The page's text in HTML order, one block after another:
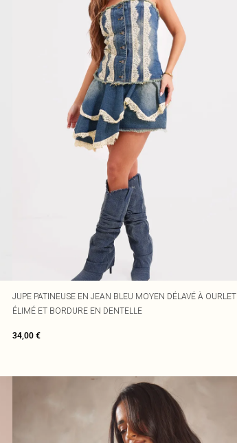
JUPE PATINEUSE EN JEAN BLEU MOYEN DÉLAVÉ À OURLET
ÉLIMÉ ET BORDURE EN DENTELLE
34,00 €